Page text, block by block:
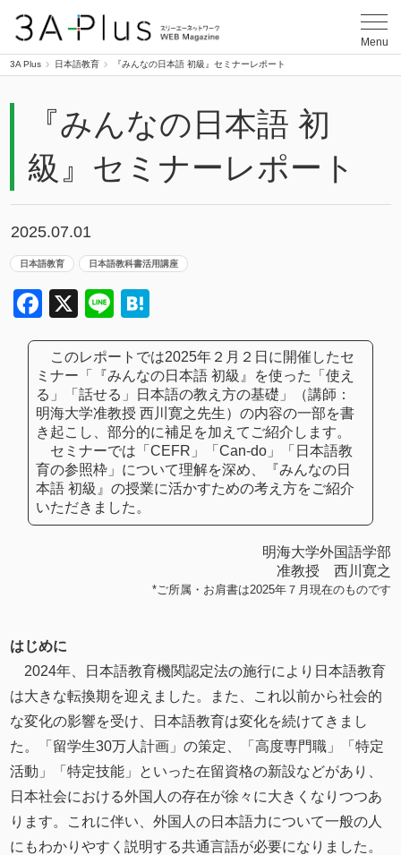
Menu
3A Plus 日本語教育 『みんなの日本語 初級』セミナーレポート
『みんなの日本語 初
級』セミナーレポート
2025.07.01
日本語教育 日本語教科書活用講座
Facebook
X Line
このレポートでは2025年２月２日に開催したセ
ミナー「『みんなの日本語 初級』を使った「使え
る」「話せる」日本語の教え方の基礎」（講師：
明海大学准教授 西川寛之先生）の内容の一部を書
き起こし、部分的に補足を加えてご紹介します。
セミナーでは「CEFR」「Can-do」「日本語教
育の参照枠」について理解を深め、『みんなの日
本語 初級』の授業に活かすための考え方をご紹介
いただきました。
明海大学外国語学部
准教授 西川寛之
*ご所属・お肩書は2025年７月現在のものです
はじめに
2024年、日本語教育機関認定法の施行により日本語教育
は大きな転換期を迎えました。また、これ以前から社会的
な変化の影響を受け、日本語教育は変化を続けてきまし
た。「留学生30万人計画」の策定、「高度専門職」「特定
活動」「特定技能」といった在留資格の新設などがあり、
日本社会における外国人の存在が徐々に大きくなりつつあ
ります。これに伴い、外国人の日本語力について一般の人
にもわかりやすく説明する共通言語が必要になりました。